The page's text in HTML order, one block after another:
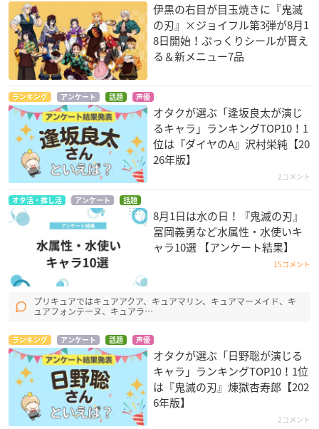
伊黒の右目が目玉焼きに『鬼滅
の刃』×ジョイフル第3弾が8月1
8日開始！ぷっくりシールが貰え
る＆新メニュー7品
ランキング アンケート 話題 声優
オタクが選ぶ「逢坂良太が演じ
るキャラ」ランキングTOP10！1
位は『ダイヤのA』沢村栄純【20
26年版】
2コメント
オタ活・推し活 アンケート 話題
8月1日は水の日！『鬼滅の刃』
冨岡義勇など水属性・水使いキ
ャラ10選 【アンケート結果】
15コメント
プリキュアではキュアアクア、キュアマリン、キュアマーメイド、キ
ュアフォンテーヌ、キュアラ…
ランキング アンケート 話題 声優
オタクが選ぶ「日野聡が演じる
キャラ」ランキングTOP10！1位
は『鬼滅の刃』煉󠄁獄杏寿郎【202
6年版】
2コメント